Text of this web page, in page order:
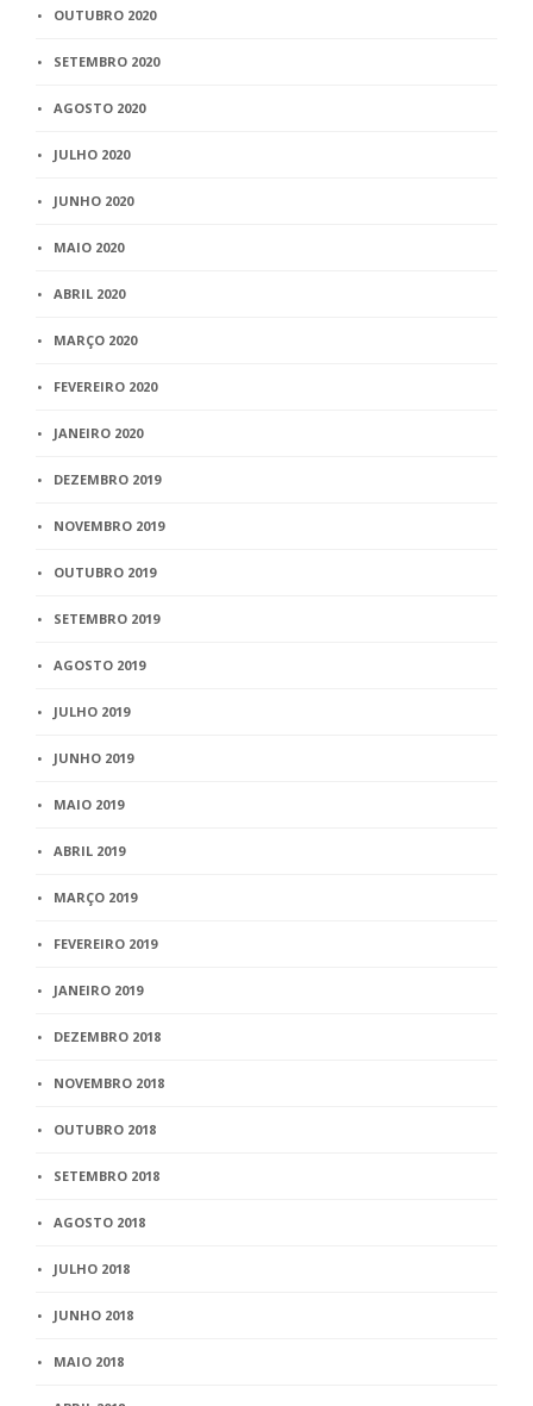
OUTUBRO 2020
SETEMBRO 2020
AGOSTO 2020
JULHO 2020
JUNHO 2020
MAIO 2020
ABRIL 2020
MARÇO 2020
FEVEREIRO 2020
JANEIRO 2020
DEZEMBRO 2019
NOVEMBRO 2019
OUTUBRO 2019
SETEMBRO 2019
AGOSTO 2019
JULHO 2019
JUNHO 2019
MAIO 2019
ABRIL 2019
MARÇO 2019
FEVEREIRO 2019
JANEIRO 2019
DEZEMBRO 2018
NOVEMBRO 2018
OUTUBRO 2018
SETEMBRO 2018
AGOSTO 2018
JULHO 2018
JUNHO 2018
MAIO 2018